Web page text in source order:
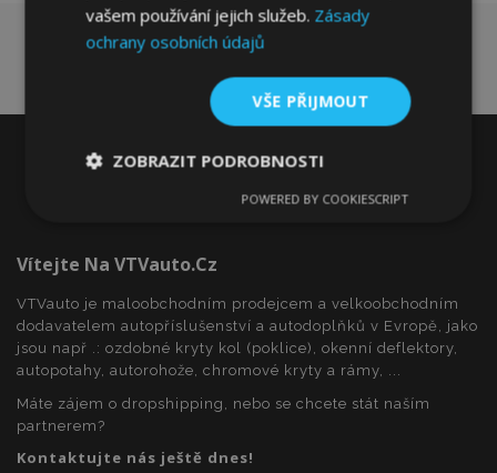
Vítejte Na VTVauto.cz
VTVauto je maloobchodním prodejcem a velkoobchodním
dodavatelem autopříslušenství a autodoplňků v Evropě, jako
jsou např .: ozdobné kryty kol (poklice), okenní deflektory,
autopotahy, autorohože, chromové kryty a rámy, ...
Máte zájem o dropshipping, nebo se chcete stát naším
partnerem?
Kontaktujte nás ještě dnes!
vašem používání jejich služeb. Zásady
ochrany osobních údajů
VŠE PŘIJMOUT
ZOBRAZIT PODROBNOSTI
Výkonové
Soubory
Funkční soubory
POWERED BY COOKIESCRIPT